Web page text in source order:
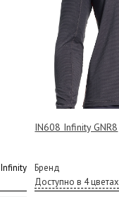
Infinity
IN608 Infinity GNR8
Бренд
Доступно в 4 цветах